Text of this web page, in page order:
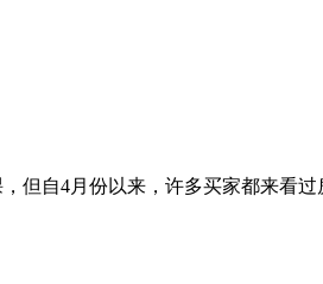
但自4月份以来，许多买家都来看过